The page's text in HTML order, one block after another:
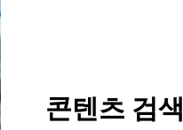
콘텐츠 검색